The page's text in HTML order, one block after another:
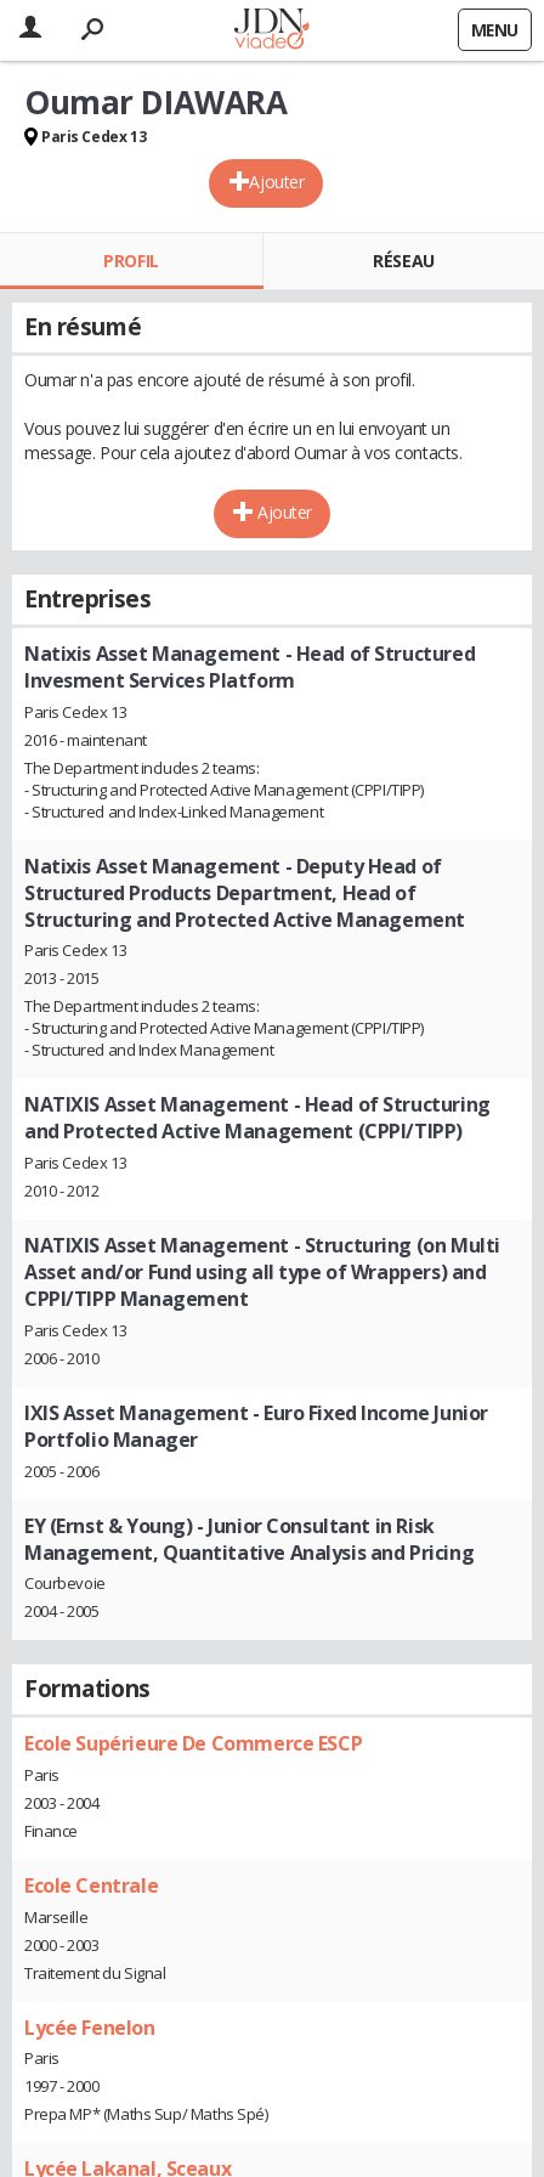
MENU
Ajouter
Oumar DIAWARA
Paris Cedex 13
PROFIL RÉSEAU
En résumé
Oumar n'a pas encore ajouté de résumé à son profil.
Vous pouvez lui suggérer d'en écrire un en lui envoyant un
message. Pour cela ajoutez d'abord Oumar à vos contacts.
Ajouter
Entreprises
Natixis Asset Management - Head of Structured
Invesment Services Platform
Paris Cedex 13
2016 - maintenant
The Department includes 2 teams:
- Structuring and Protected Active Management (CPPI/TIPP)
- Structured and Index-Linked Management
Natixis Asset Management - Deputy Head of
Structured Products Department, Head of
Structuring and Protected Active Management
Paris Cedex 13
2013 - 2015
The Department includes 2 teams:
- Structuring and Protected Active Management (CPPI/TIPP)
- Structured and Index Management
NATIXIS Asset Management - Head of Structuring
and Protected Active Management (CPPI/TIPP)
Paris Cedex 13
2010 - 2012
NATIXIS Asset Management - Structuring (on Multi
Asset and/or Fund using all type of Wrappers) and
CPPI/TIPP Management
Paris Cedex 13
2006 - 2010
IXIS Asset Management - Euro Fixed Income Junior
Portfolio Manager
2005 - 2006
EY (Ernst & Young)- Junior Consultant in Risk
Management, Quantitative Analysis and Pricing
Courbevoie
2004 - 2005
Formations
Ecole Supérieure De Commerce ESCP
Paris
2003 - 2004
Finance
Ecole Centrale
Marseille
2000 - 2003
Traitement du Signal
Lycée Fenelon
Paris
1997 - 2000
Prepa MP* (Maths Sup/ Maths Spé)
Lycée Lakanal, Sceaux